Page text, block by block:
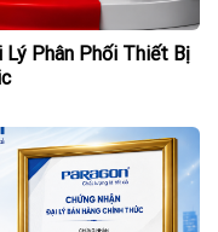
Lý Phân Phối Thiết Bị